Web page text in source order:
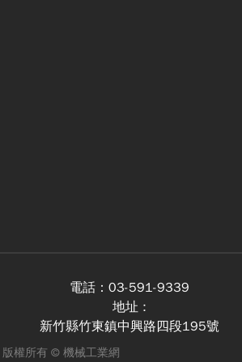
電話： 03-591-9339
地址 :
新竹縣竹東鎮中興路四段195號
版權所有 © 機械工業網